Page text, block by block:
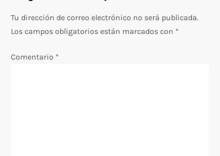
a
Tu dirección de correo electrónico no será publicada.
Los campos obligatorios están marcados con *
Comentario *